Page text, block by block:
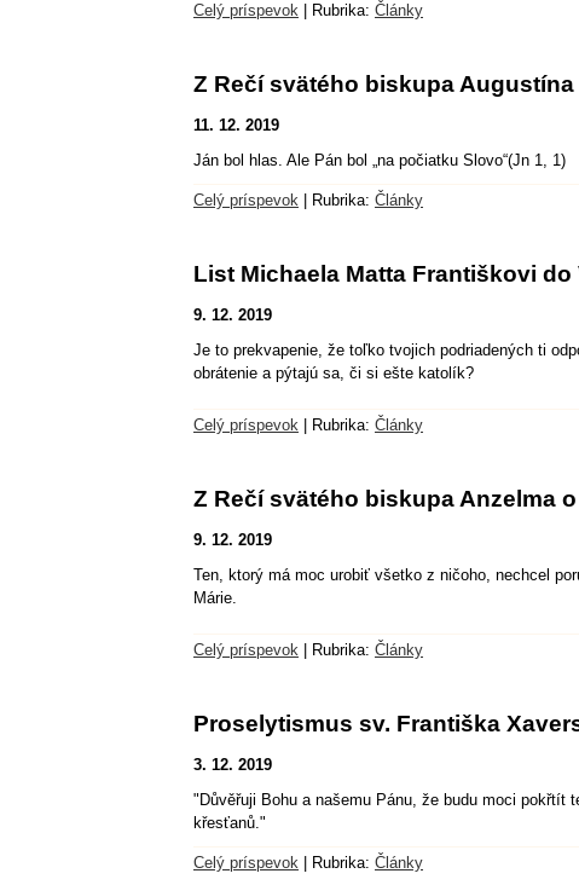
Celý príspevok Rubrika: Články
Z Rečí svätého biskupa Augustína
11. 12. 2019
Ján bol hlas. Ale Pán bol „na počiatku Slovo“(Jn 1, 1)
Celý príspevok Rubrika: Články
List Michaela Matta Františkovi do
9. 12. 2019
Je to prekvapenie, že toľko tvojich podriadených ti
obrátenie a pýtajú sa, či si ešte katolík?
Celý príspevok Rubrika: Články
Z Rečí svätého biskupa Anzelma
9. 12. 2019
Ten, ktorý má moc urobiť všetko z ničoho, nechcel
Márie.
Celý príspevok Rubrika: Články
Proselytismus sv. Františka
3. 12. 2019
"Důvěřuji Bohu a našemu Pánu, že budu moci pokřtít
křesťanů."
Celý príspevok Rubrika: Články